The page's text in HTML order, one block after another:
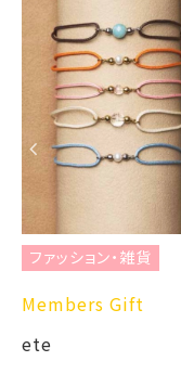
ファッション・雑貨
Members Gift
ete